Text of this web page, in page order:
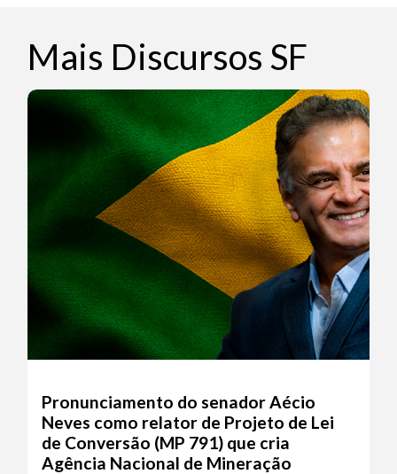
Mais Discursos SF
Pronunciamento do senador Aécio
Neves como relator de Projeto de Lei
de Conversão (MP 791) que cria
Agência Nacional de Mineração